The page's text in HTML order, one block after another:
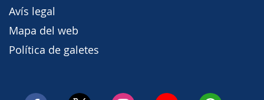
Avís legal
Mapa del web
Política de galetes